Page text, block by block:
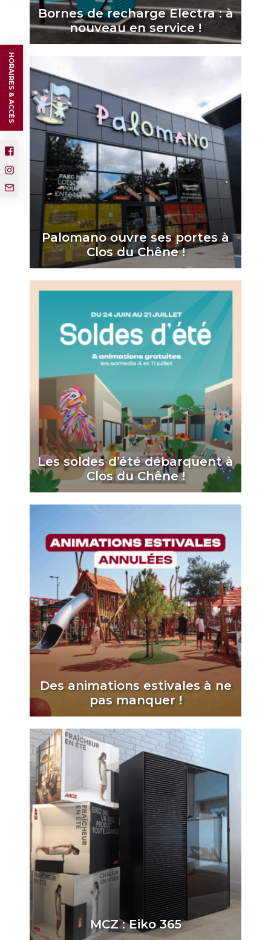
Bornes de recharge Electra : à
nouveau en service !
Palomano ouvre ses portes à
Clos du Chêne !
Les soldes d’été débarquent à
Clos du Chêne !
Des animations estivales à ne
pas manquer !
MCZ : Eiko 365
HORAIRES & ACCÈS